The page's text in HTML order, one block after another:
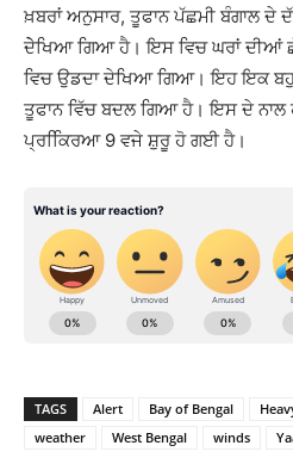
ਖ਼ਬਰਾਂ ਅਨੁਸਾਰ, ਤੂਫਾਨ ਪੱਛਮੀ ਬੰਗਾਲ ਦੇ
ਦੇੇਖਿਆ ਗਿਆ ਹੈ। ਇਸ ਵਿਚ ਘਰਾਂ ਦੀਆਂ
ਵਿਚ ਉਡਦਾ ਦੇਖਿਆ ਗਿਆ। ਇਹ ਇਕ
ਤੂਫਾਨ ਵਿੱਚ ਬਦਲ ਗਿਆ ਹੈ। ਇਸ ਦੇ ਨਾਲ
ਪ੍ਰਕਿਿਰਆ 9 ਵਜੇ ਸ਼ੁਰੂ ਹੋ ਗਈ ਹੈ।
TAGS Alert Bay of Bengal
weather
West Bengal winds